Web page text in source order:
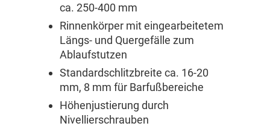
ca. 250-400 mm
Rinnenkörper mit eingearbeitetem
Längs- und Quergefälle zum
Ablaufstutzen
Standardschlitzbreite ca. 16-20
mm, 8 mm für Barfußbereiche
Höhenjustierung durch
Nivellierschrauben